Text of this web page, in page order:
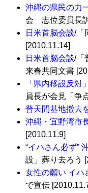
沖縄の県民の力
会 志位委員長
日米首脳会談/「
[2010.11.14]
日米首脳会談/「
来春共同文書
「県内移設反対
員長が会見「争
普天間基地撤去
沖縄・宜野湾市
[2010.11.9]
“イハさん必ず”
設」葬り去ろう
女性の願い イハ
で宣伝